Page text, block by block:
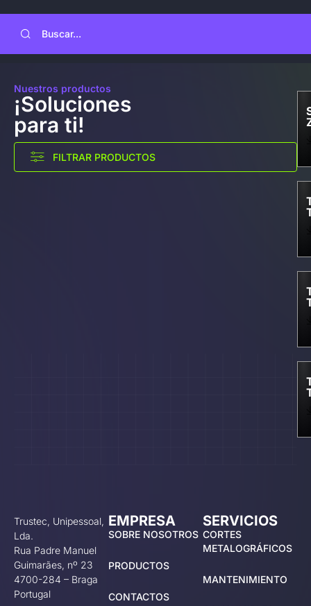
Nuestros productos
¡Soluciones
para ti!
FILTRAR PRODUCTOS
Trustec, Unipessoal,
Lda.
Rua Padre Manuel
Guimarães, nº 23
4700-284 – Braga
Portugal
EMPRESA
SOBRE NOSOTROS
PRODUCTOS
CONTACTOS
SERVICIOS
CORTES
METALOGRÁFICOS
MANTENIMIENTO